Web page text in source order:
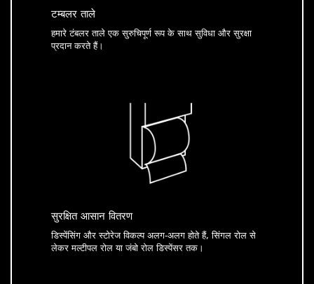
टम्बलर ताले
हमारे टंबलर ताले एक सुरुचिपूर्ण रूप के साथ सुविधा और सुरक्षा
प्रदान करते हैं।
सुरक्षित आसान वितरण
डिस्पेंसिंग और स्टोरेज विकल्प अलग-अलग होते हैं, सिंगल रोल से
लेकर मल्टीपल रोल या जंबो रोल डिस्पेंसर तक।